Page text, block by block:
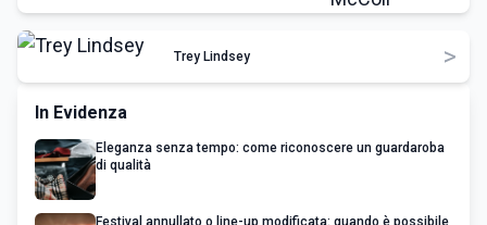
Trey Lindsey >
In Evidenza
Eleganza senza tempo: come riconoscere un guardaroba
di qualità
Festival annullato o line-up modificata: quando è possibile